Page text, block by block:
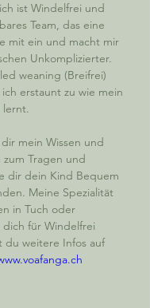
ist Windelfrei und
Team, das eine
mit ein und macht mir
Unkomplizierter.
weaning (Breifrei)
erstaunt zu wie mein
lernt.
mein Wissen und
Tragen und
dir dein Kind Bequem
Meine Spezialität
in Tuch oder
für Windelfrei
du weitere Infos auf